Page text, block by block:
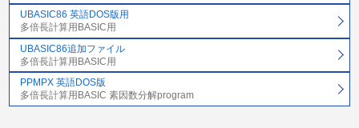
UBASIC86 英語DOS版用
多倍長計算用BASIC用
UBASIC86追加ファイル
多倍長計算用BASIC用
PPMPX 英語DOS版
多倍長計算用BASIC 素因数分解program